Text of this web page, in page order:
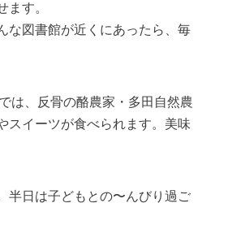
ます。
な図書館が近くにあったら、毎
は、反骨の酪農家・多田自然農
スイーツが食べられます。美味
半日は子どもとの〜んびり過ご